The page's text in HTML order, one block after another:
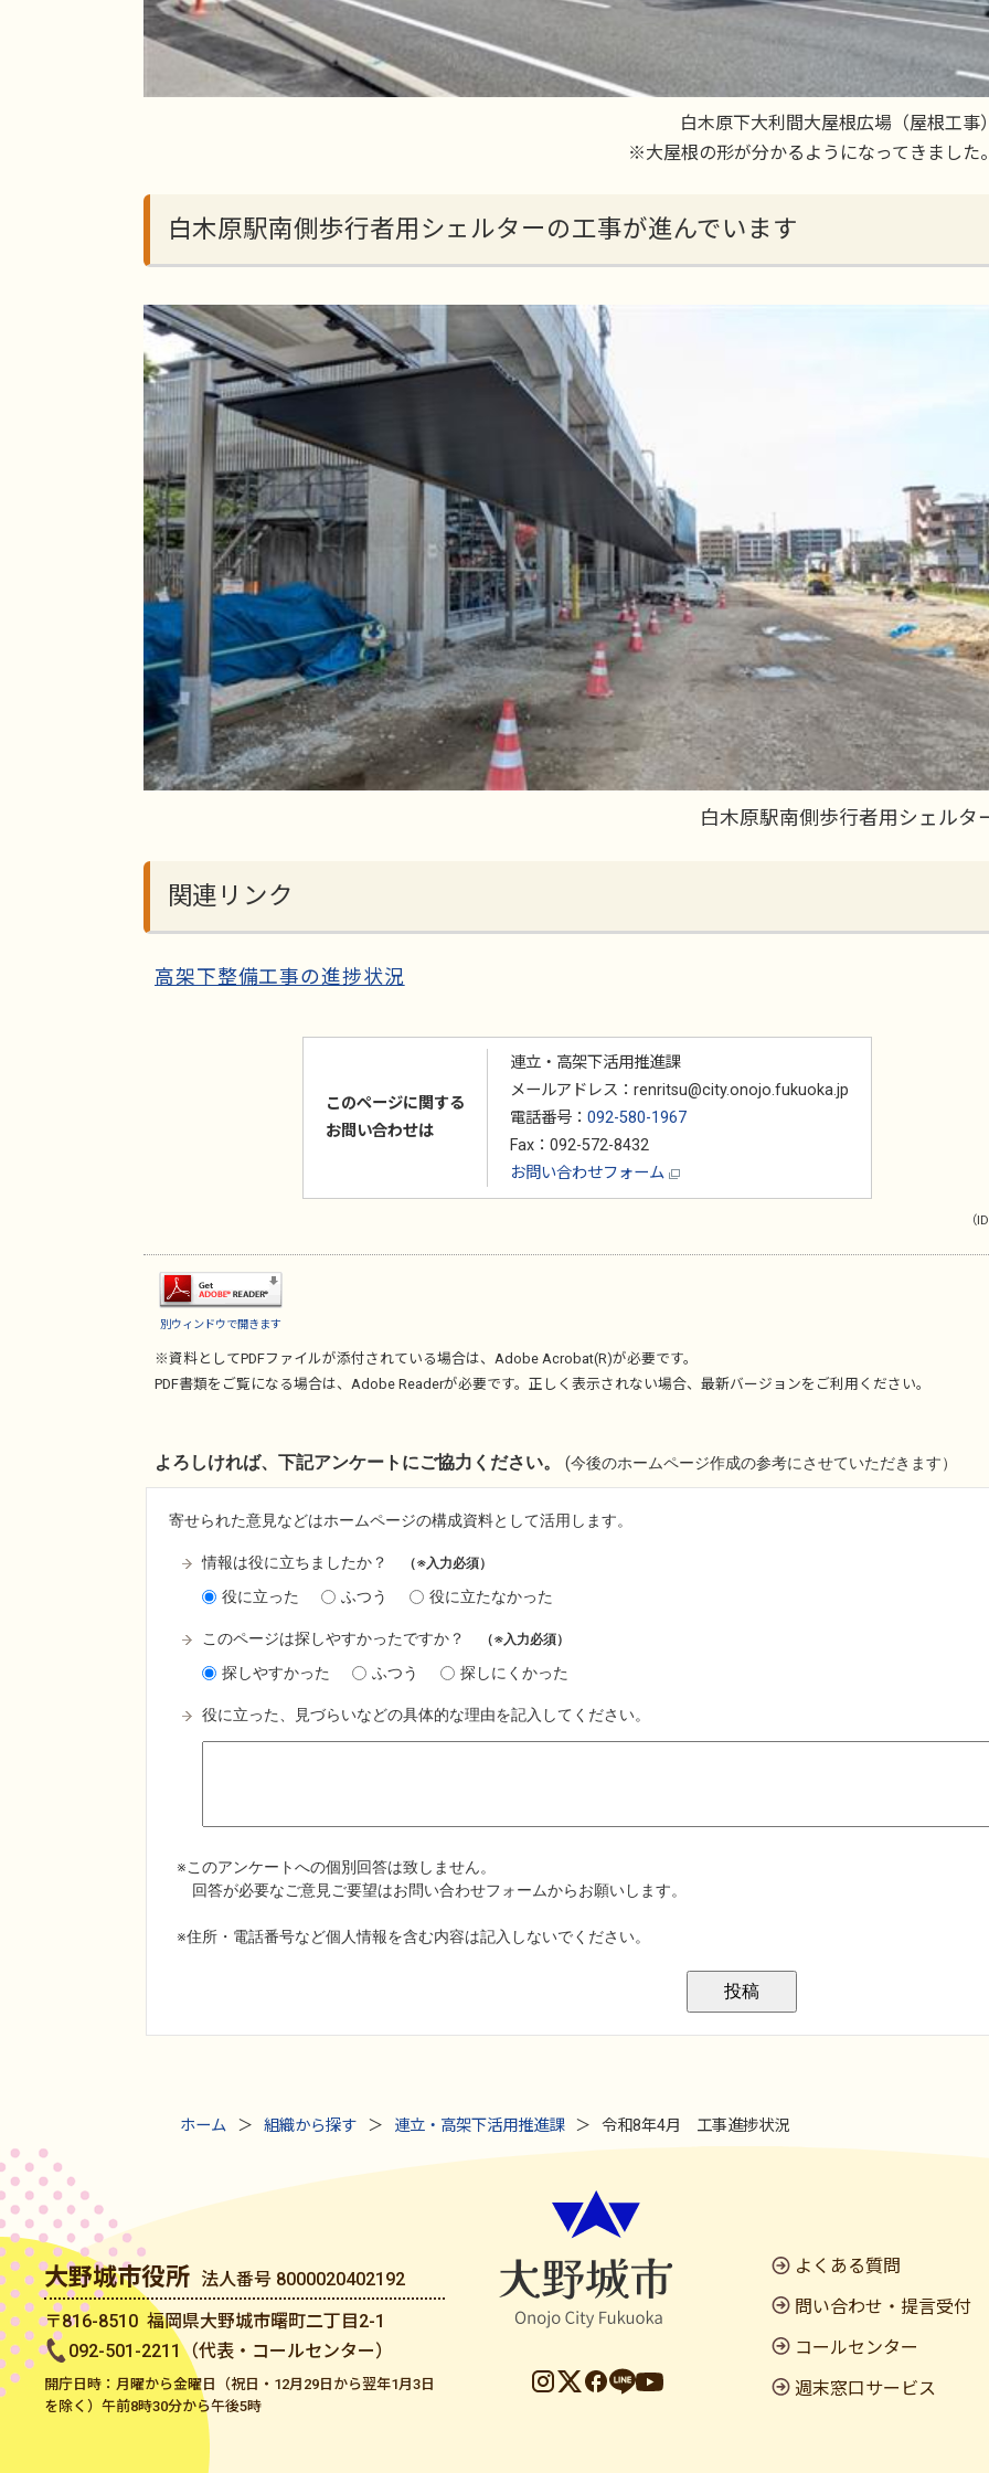
白木原下大利間大屋根広場（屋根工事
※大屋根の形が分かるようになってきました
白木原駅南側歩行者用シェルターの工事が進んでいます
白木原駅南側歩行者用シェルタ
関連リンク
高架下整備工事の進捗状況
このページに関する
お問い合わせは
連立・高架下活用推進課
メールアドレス：renritsu@city.onojo.fukuoka.jp
電話番号： 092-580-1967
Fax：092-572-8432
お問い合わせフォーム
（
別ウィンドウで開きます
※資料としてPDFファイルが添付されている場合は、 Adobe Acrobat(R)が必要です。
PDF書類をご覧になる場合は、 Adobe Readerが必要です。正しく表示されない場合、最新バージョンをご利用ください。
ホーム 組織から探す 連立・高架下活用推進課 令和8年4月 工事進捗状況
大野城市役所
法人番号 8000020402192
〒816-8510 福岡県大野城市曙町二丁目2-1
092-501-2211（代表・コールセンター）
開庁日時：月曜から金曜日（祝日・12月29日から翌年1月3日
を除く）午前8時30分から午後5時
よくある質問
問い合わせ・提言受付
コールセンター
週末窓口サービス